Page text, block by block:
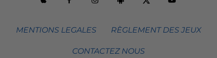
MENTIONS LEGALES RÈGLEMENT DES JEUX
CONTACTEZ NOUS